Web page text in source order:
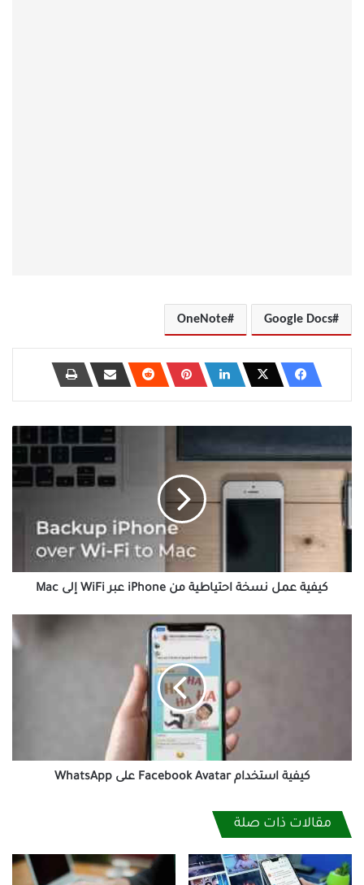
Google Docs
OneNote
نسخة
احتياطية
من
iPhone
إلى
كيفية عمل نسخة احتياطية من iPhone عبر WiFi إلى Mac
كيفية استخدام Facebook Avatar على WhatsApp
مقالات ذات صلة